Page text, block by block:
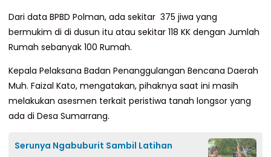
Dari data BPBD Polman, ada sekitar 375 jiwa yang
bermukim di di dusun itu atau sekitar 118 KK dengan Jumlah
Rumah sebanyak 100 Rumah.
Kepala Pelaksana Badan Penanggulangan Bencana Daerah
Muh. Faizal Kato, mengatakan, pihaknya saat ini masih
melakukan asesmen terkait peristiwa tanah longsor yang
ada di Desa Sumarrang.
Serunya Ngabuburit Sambil Latihan